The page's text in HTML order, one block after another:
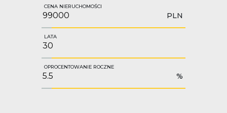
CENA NIERUCHOMOŚCI
PLN
LATA
OPROCENTOWANIE ROCZNE
%